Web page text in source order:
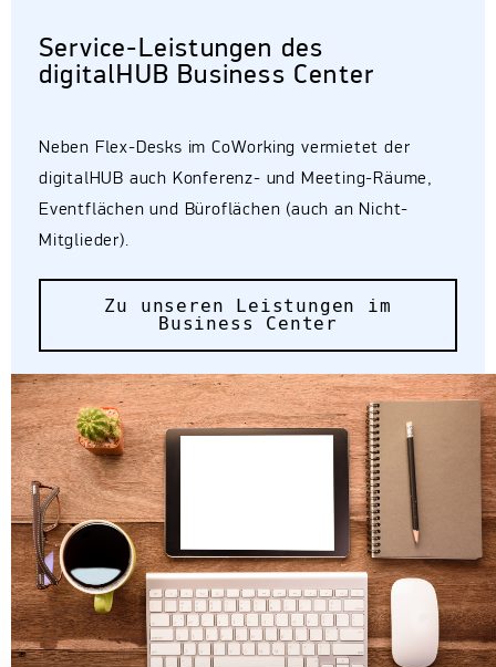
Service-Leistungen des
digitalHUB Business Center
Neben Flex-Desks im CoWorking vermietet der
digitalHUB auch Konferenz- und Meeting-Räume,
Eventflächen und Büroflächen (auch an Nicht-
Mitglieder).
Zu unseren Leistungen im
Business Center